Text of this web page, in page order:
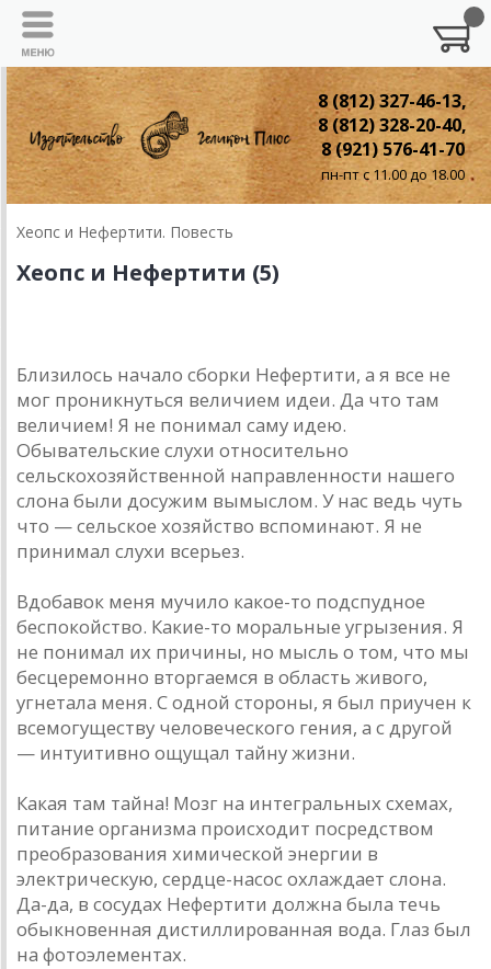
8 (812) 327-46-13,
8 (812) 328-20-40,
8 (921) 576-41-70
пн-пт с 11.00 до 18.00
Хеопс и Нефертити. Повесть
Хеопс и Нефертити (5)
Близилось начало сборки Нефертити, а я все не
мог проникнуться величием идеи. Да что там
величием! Я не понимал саму идею.
Обывательские слухи относительно
сельскохозяйственной направленности нашего
слона были досужим вымыслом. У нас ведь чуть
что — сельское хозяйство вспоминают. Я не
принимал слухи всерьез.
Вдобавок меня мучило какое-то подспудное
беспокойство. Какие-то моральные угрызения. Я
не понимал их причины, но мысль о том, что мы
бесцеремонно вторгаемся в область живого,
угнетала меня. С одной стороны, я был приучен к
всемогуществу человеческого гения, а с другой
— интуитивно ощущал тайну жизни.
Какая там тайна! Мозг на интегральных схемах,
питание организма происходит посредством
преобразования химической энергии в
электрическую, сердце-насос охлаждает слона.
Да-да, в сосудах Нефертити должна была течь
обыкновенная дистиллированная вода. Глаз был
на фотоэлементах.